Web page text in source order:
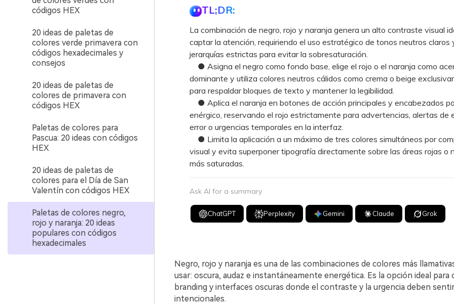
códigos HEX
20 ideas de paletas de
colores verde primavera con
códigos hexadecimales y
consejos
20 ideas de paletas de
colores de primavera con
códigos HEX
Paletas de colores para
Pascua: 20 ideas con códigos
HEX
20 ideas de paletas de
colores para el Día de San
Valentín con códigos HEX
Paletas de colores negro,
rojo y naranja: 20 ideas
populares con códigos
hexadecimales
TL;DR:
La combinación de negro, rojo y naranja genera un alto contraste visual
captar la atención, requiriendo el uso estratégico de tonos neutros claros
jerarquías estrictas para evitar la sobresaturación.
● Asigna el negro como fondo base, elige el rojo o el naranja como
dominante y utiliza colores neutros cálidos como crema o beige
para respaldar bloques de texto y mantener la legibilidad.
● Aplica el naranja en botones de acción principales y encabezados
enérgico, reservando el rojo estrictamente para advertencias, alertas de
error o urgencias temporales en la interfaz.
● Limita la aplicación a un máximo de tres colores simultáneos por
visual y evita superponer tipografía directamente sobre las áreas rojas o
más saturadas.
Ask AI for a summary
ChatGPT Perplexity Gemini Claude Grok
Negro, rojo y naranja es una de las combinaciones de colores más
usar: oscura, audaz e instantáneamente energética. Es la opción ideal para
branding y interfaces oscuras donde el contraste y la urgencia deben
intencionales.